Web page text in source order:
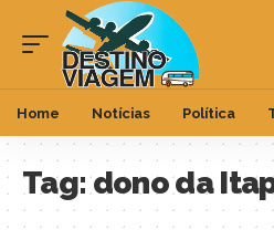
Home Notícias Política
Tag:dono da